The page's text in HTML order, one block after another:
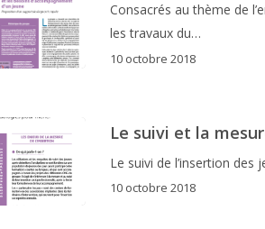
Consacrés au thème de
les travaux du…
10 octobre 2018
Le suivi et la
Le suivi de l’insertion
10 octobre 2018